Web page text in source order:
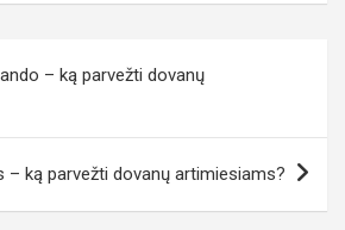
– ką parvežti dovanų
– ką parvežti dovanų artimiesiams?